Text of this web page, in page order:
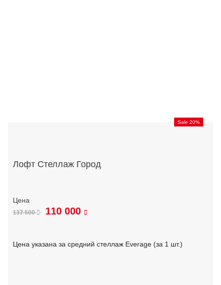
Sale 20%
Лофт Стеллаж Город
137 500 110 000
Цена указана за средний стеллаж Everage (за 1 шт.)